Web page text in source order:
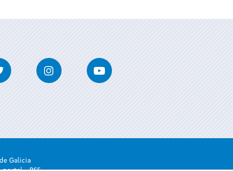
Twitter InstagramYoutube
Galicia